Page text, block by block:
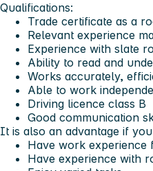
Qualifications:
Trade certificate as a
Relevant experience
Experience with slate
Ability to read and
Works accurately,
Able to work
Driving licence class B
Good communication
It is also an advantage if
Have work experience
Have experience with